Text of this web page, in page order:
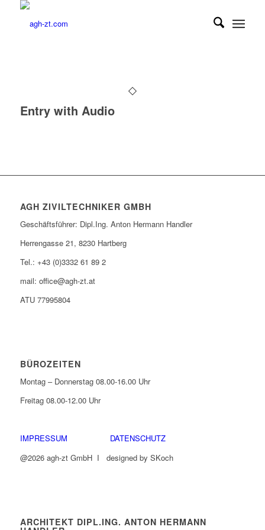
Entry with Audio
AGH ZIVILTECHNIKER GMBH
Geschäftsführer: Dipl.Ing. Anton Hermann Handler
Herrengasse 21, 8230 Hartberg
Tel.: +43 (0)3332 61 89 2
mail: office@agh-zt.at
ATU 77995804
BÜROZEITEN
Montag – Donnerstag 08.00-16.00 Uhr
Freitag 08.00-12.00 Uhr
IMPRESSUM DATENSCHUTZ
@2026 agh-zt GmbH I designed by SKoch
ARCHITEKT DIPL.ING. ANTON HERMANN